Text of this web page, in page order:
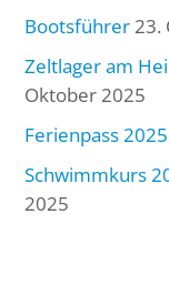
Bootsführer23.
Zeltlager am
Oktober 2025
Ferienpass 2025
Schwimmkurs
2025